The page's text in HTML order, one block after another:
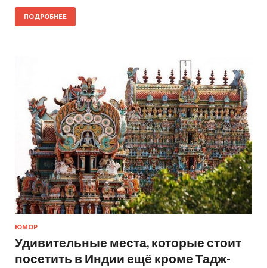
ПОДРОБНЕЕ
ЮМОР
Удивительные места, которые стоит
посетить в Индии ещё кроме Тадж-